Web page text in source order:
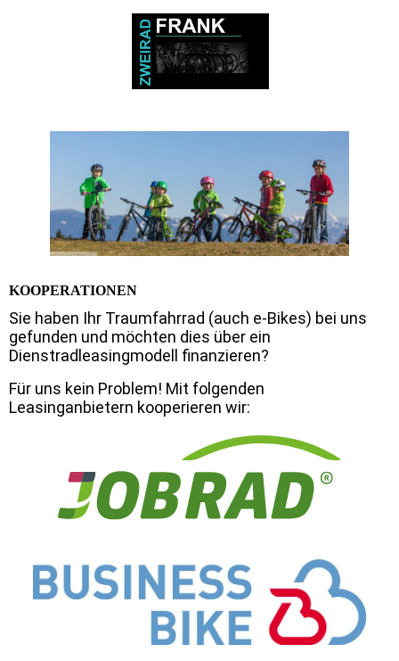
KOOPERATIONEN
Sie haben Ihr Traumfahrrad (auch e-Bikes) bei uns
gefunden und möchten dies über ein
Dienstradleasingmodell finanzieren?
Für uns kein Problem! Mit folgenden
Leasinganbietern kooperieren wir: